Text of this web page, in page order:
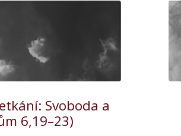
Svoboda a
6,19–23)